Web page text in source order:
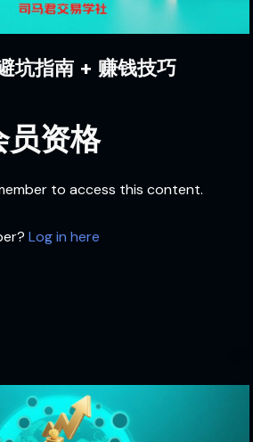
坑指南 + 赚钱技巧
员资格
to access this content.
Log in here